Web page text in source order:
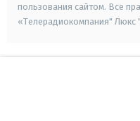
пользования сайтом. Все
«Телерадиокомпания" Люкс